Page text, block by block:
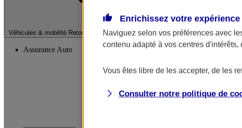
Véhicules & mobilité Retour à la section précédente
Fermer le menu principal
Assurance Auto
Enrichissez votre expérience
Naviguez selon vos préférences avec
contenu adapté à vos centres
Vous êtes libre de les accepter, de les
Consulter notre politique de